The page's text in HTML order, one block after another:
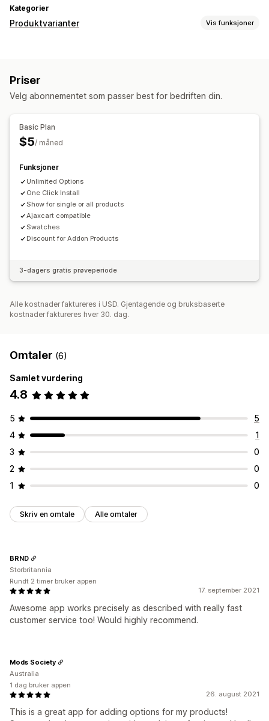
Kategorier
Produktvarianter Vis funksjoner
Rullegardinmenyer
Tilpasset tekst Tilpasset CSS Tilpasset HTML
Priser
Priser
Velg abonnementet som passer best for bedriften din.
Basic Plan
$5/ måned
Funksjoner
Unlimited Options
One Click Install
Show for single or all products
Ajaxcart compatible
Swatches
Discount for Addon Products
3-dagers gratis prøveperiode
Alle kostnader faktureres i USD. Gjentagende og bruksbaserte
kostnader faktureres hver 30. dag.
Omtaler (6)
Samlet vurdering
4.8
5
5
4
1
3
0
2
0
1
0
Skriv en omtale Alle omtaler
17. september 2021
Awesome app works precisely as described with really fast
customer service too! Would highly recommend.
BRND
Storbritannia
Rundt 2 timer bruker appen
26. august 2021
This is a great app for adding options for my products!
Mods Society
Australia
1 dag bruker appen